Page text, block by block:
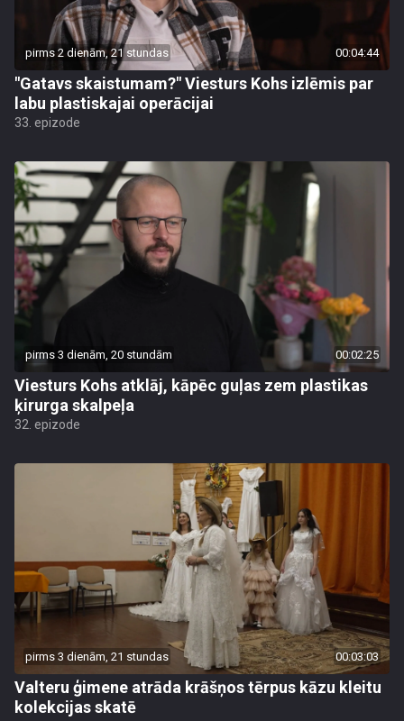
pirms 2 dienām, 21 stundas 00:04:44
"Gatavs skaistumam?" Viesturs Kohs izlēmis par
labu plastiskajai operācijai
33. epizode
pirms 3 dienām, 20 stundām 00:02:25
Viesturs Kohs atklāj, kāpēc guļas zem plastikas
ķirurga skalpeļa
32. epizode
pirms 3 dienām, 21 stundas 00:03:03
Valteru ģimene atrāda krāšņos tērpus kāzu kleitu
kolekcijas skatē